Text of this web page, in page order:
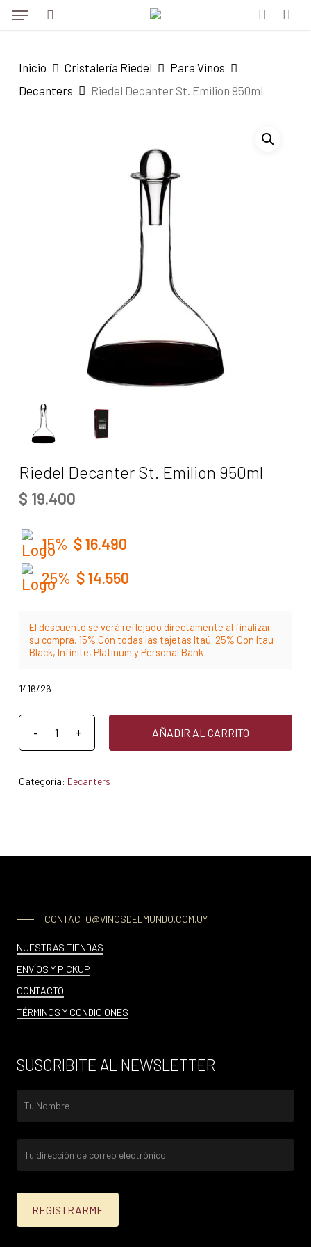
Skip
content
Menu
Inicio Cristalería Riedel
Para Vinos
Decanters
Riedel Decanter St. Emilion 950ml
Riedel Decanter St. Emilion 950ml
$ 19.400
15% $16.490
25% $14.550
El descuento se verá reflejado directamente al finalizar
su compra. 15% Con todas las tajetas Itaú. 25% Con Itau
Black, Infinite, Platinum y Personal Bank
1416/26
AÑADIR AL CARRITO
Categoría: Decanters
CONTACTO@VINOSDELMUNDO.COM.UY
NUESTRAS TIENDAS
ENVÍOS Y PICKUP
CONTACTO
TÉRMINOS Y CONDICIONES
SUSCRIBITE AL NEWSLETTER